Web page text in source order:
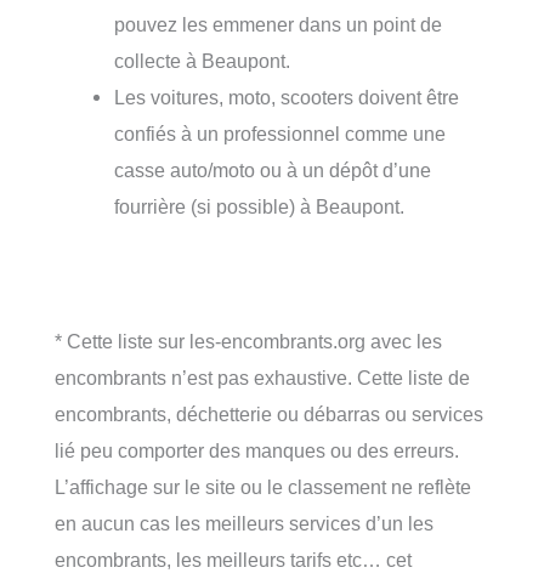
pouvez les emmener dans un point de
collecte à Beaupont.
Les voitures, moto, scooters doivent être
confiés à un professionnel comme une
casse auto/moto ou à un dépôt d’une
fourrière (si possible) à Beaupont.
* Cette liste sur les-encombrants.org avec les
encombrants n’est pas exhaustive. Cette liste de
encombrants, déchetterie ou débarras ou services
lié peu comporter des manques ou des erreurs.
L’affichage sur le site ou le classement ne reflète
en aucun cas les meilleurs services d’un les
encombrants, les meilleurs tarifs etc… cet